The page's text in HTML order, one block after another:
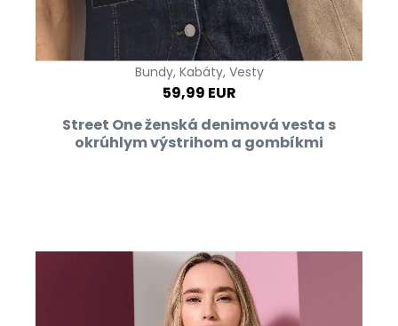
Bundy, Kabáty, Vesty
59,99 EUR
Street One ženská denimová vesta s
okrúhlym výstrihom a gombíkmi